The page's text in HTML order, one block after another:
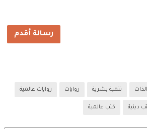
رسالة أقدم
تنمية بشرية روايات روايات عالمية
دينية كتب عالمية